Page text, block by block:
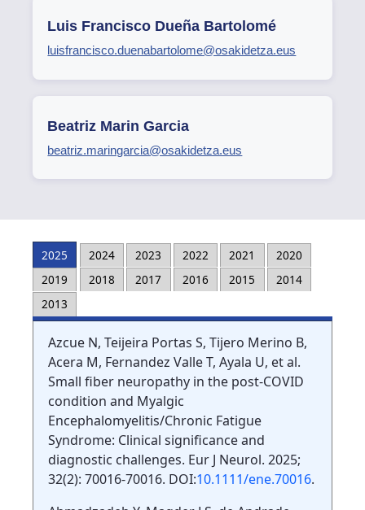
Luis Francisco Dueña Bartolomé
luisfrancisco.duenabartolome@osakidetza.eus
Beatriz Marin Garcia
beatriz.maringarcia@osakidetza.eus
2025 2024 2023 2022 2021
2020
2019
2018 2017 2016 2015
2014
2013
Azcue N, Teijeira Portas S, Tijero Merino B,
Acera M, Fernandez Valle T, Ayala U, et al.
Small fiber neuropathy in the post-COVID
condition and Myalgic
Encephalomyelitis/Chronic Fatigue
Syndrome: Clinical significance and
diagnostic challenges. Eur J Neurol. 2025;
32(2): 70016-70016. DOI:10.1111/ene.70016.